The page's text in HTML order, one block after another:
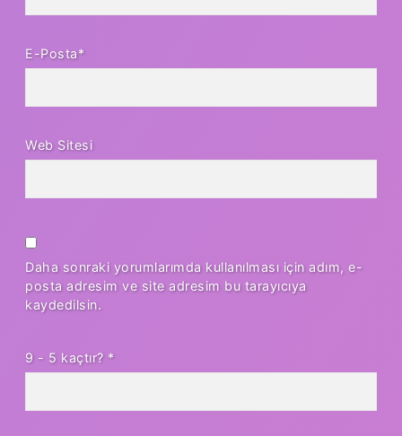
E-Posta*
Web Sitesi
Daha sonraki yorumlarımda kullanılması için adım, e-
posta adresim ve site adresim bu tarayıcıya
kaydedilsin.
9 - 5 kaçtır? *